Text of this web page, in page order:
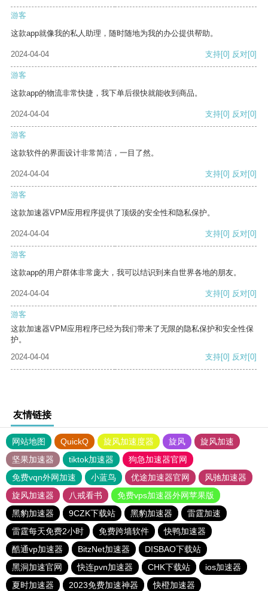
游客
这款app就像我的私人助理，随时随地为我的办公提供帮助。
2024-04-04 支持[0] 反对[0]
游客
这款app的物流非常快捷，我下单后很快就能收到商品。
2024-04-04 支持[0] 反对[0]
游客
这款软件的界面设计非常简洁，一目了然。
2024-04-04 支持[0] 反对[0]
游客
这款加速器VPM应用程序提供了顶级的安全性和隐私保护。
2024-04-04 支持[0] 反对[0]
游客
这款app的用户群体非常庞大，我可以结识到来自世界各地的朋友。
2024-04-04 支持[0] 反对[0]
游客
这款加速器VPM应用程序已经为我们带来了无限的隐私保护和安全性保
护。
2024-04-04
支持[0] 反对[0]
友情链接
网站地图 QuickQ 旋风加速度器 旋风
旋风加速
坚果加速器
tiktok加速器
狗急加速器官网
免费vqn外网加速
小蓝鸟 优途加速器官网
风驰加速器
旋风加速器
八戒看书
免费vps加速器外网苹果版
黑豹加速器
9CZK下载站 黑豹加速器
雷霆加速
雷霆每天免费2小时
免费跨墙软件
快鸭加速器
酷通vp加速器
BitzNet加速器
DISBAO下载站
黑洞加速官网
快连pvn加速器 CHK下载站
ios加速器
夏时加速器
2023免费加速神器 快橙加速器